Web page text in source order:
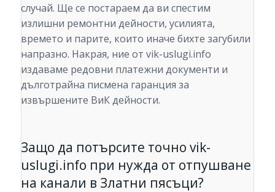
случай. Ще се постараем да ви спестим
излишни ремонтни дейности, усилията,
времето и парите, които иначе бихте загубили
напразно. Накрая, ние от vik-uslugi.info
издаваме редовни платежни документи и
дълготрайна писмена гаранция за
извършените ВиК дейности.
Защо да потърсите точно vik-
uslugi.info при нужда от отпушване
на канали в Златни пясъци?